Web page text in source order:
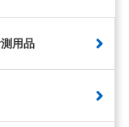
用品